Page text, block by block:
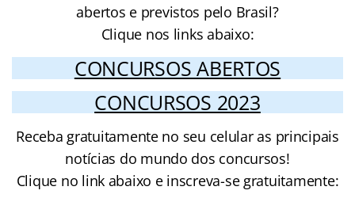
abertos e previstos pelo Brasil?
Clique nos links abaixo:
CONCURSOS ABERTOS
CONCURSOS 2023
Receba gratuitamente no seu celular as principais
notícias do mundo dos concursos!
Clique no link abaixo e inscreva-se gratuitamente: